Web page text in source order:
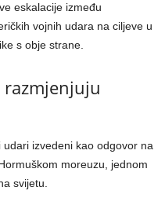
eskalacije između
vojnih udara na ciljeve u
s obje strane.
izvedeni kao odgovor na
moreuzu, jednom
svijetu.